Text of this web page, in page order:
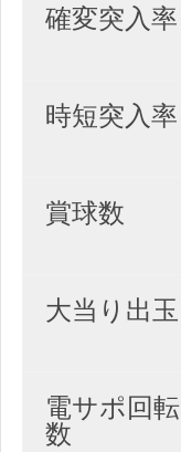
確変突入率
時短突入率
賞球数
大当り出玉
電サポ回転
数